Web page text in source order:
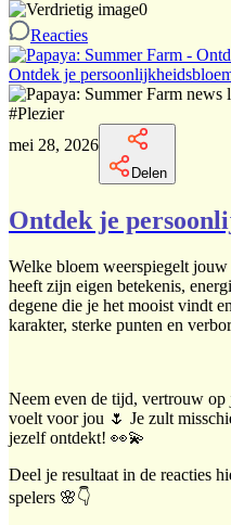
0
Reacties
Ontdek je
#Plezier
mei 28, 2026
Delen
Ontdek je
Welke bloem weerspiegelt
heeft zijn eigen betekenis,
degene die je het mooist vindt
karakter, sterke punten en
Neem even de tijd, vertrouw
voelt voor jou 🌷 Je zult
jezelf ontdekt! 👀💫
Deel je resultaat in de reacties
spelers 🌸👇